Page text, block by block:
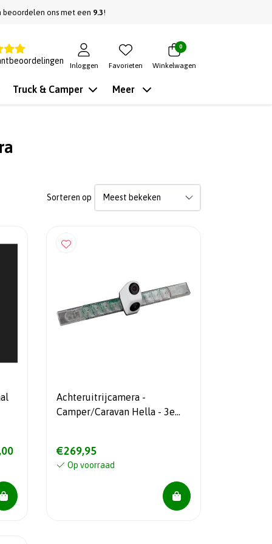
beoordelen ons met een 9.3!
Inloggen Favorieten
0
Winkelwagen
Truck & Camper Meer
Sorteren op
Achteruitrijcamera -
Camper/Caravan Hella - 3e
€269,95
Op voorraad